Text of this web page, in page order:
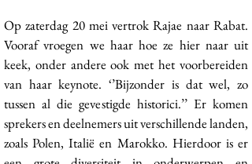
Op zaterdag 20 mei vertrok Rajae naar Rabat.
Vooraf vroegen we haar hoe ze hier naar uit
keek, onder andere ook met het voorbereiden
van haar keynote. ‘’Bijzonder is dat wel, zo
tussen al die gevestigde historici.’’ Er komen
sprekers en deelnemers uit verschillende landen,
zoals Polen, Italië en Marokko. Hierdoor is er